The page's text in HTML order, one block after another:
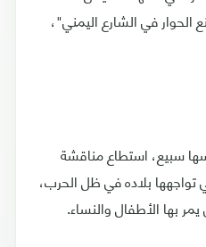
الحوار في الشارع اليمني"،
سبيع، استطاع مناقشة
تواجهها بلاده في ظل الحرب،
بها الأطفال والنساء.